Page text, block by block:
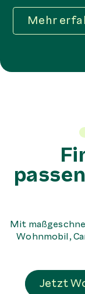
Mehr
Mit
Wohnmobil,
Jetzt